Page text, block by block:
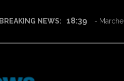
BREAKING NEWS: 12:27 -